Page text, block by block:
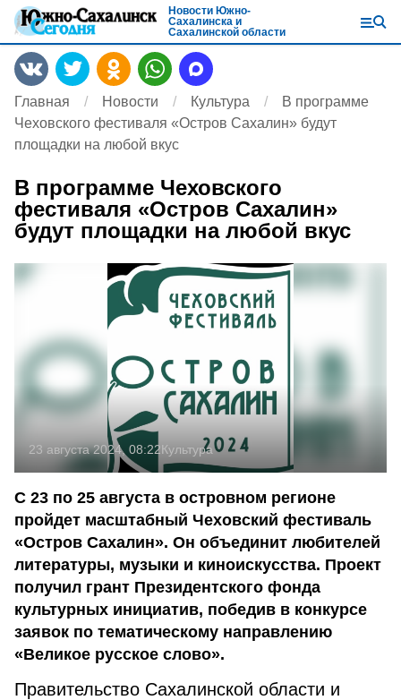
Новости Южно-
Сахалинска и
Сахалинской области
Главная Новости Культура
В программе
Чеховского фестиваля «Остров Сахалин» будут
площадки на любой вкус
В программе Чеховского
фестиваля «Остров Сахалин»
будут площадки на любой вкус
23 августа 2024, 08:22Культура
С 23 по 25 августа в островном регионе
пройдет масштабный Чеховский фестиваль
«Остров Сахалин». Он объединит любителей
литературы, музыки и киноискусства. Проект
получил грант Президентского фонда
культурных инициатив, победив в конкурсе
заявок по тематическому направлению
«Великое русское слово».
Правительство Сахалинской области и